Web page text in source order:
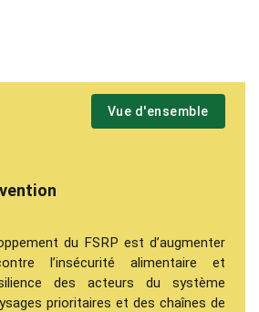
Vue d'ensemble
du FSRP est d’augmenter
l’insécurité alimentaire et
des acteurs du système
prioritaires et des chaînes de